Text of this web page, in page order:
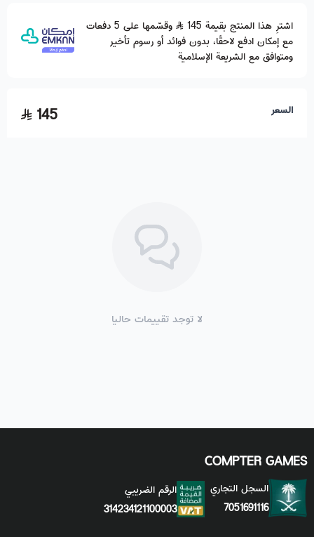
اشترِ هذا المنتج بقيمة 145
وقسّمها على 5 دفعات
مع إمكان ادفع لاحقًا، بدون فوائد أو رسوم تأخير
ومتوافق مع الشريعة الإسلامية
السعر 145
لا توجد تقييمات حاليا
COMPTER GAMES
السجل التجاري
7051691116
الرقم الضريبي
314234121100003